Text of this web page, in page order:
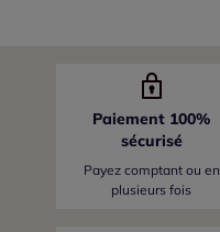
Paiement 100%
sécurisé
Payez comptant ou en
plusieurs fois